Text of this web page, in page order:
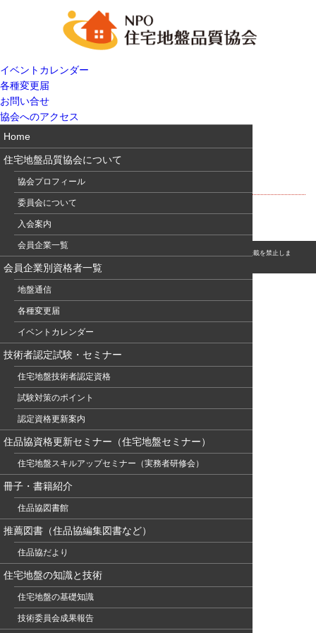
イベントカレンダー
各種変更届
お問い合せ
協会へのアクセス
Home
住宅地盤品質協会について
協会プロフィール
委員会について
入会案内
会員企業一覧
会員企業別資格者一覧
地盤通信
各種変更届
イベントカレンダー
技術者認定試験・セミナー
住宅地盤技術者認定資格
試験対策のポイント
認定資格更新案内
住品協資格更新セミナー（住宅地盤セミナー）
住宅地盤スキルアップセミナー（実務者研修会）
冊子・書籍紹介
住品協図書館
推薦図書（住品協編集図書など）
住品協だより
住宅地盤の知識と技術
住宅地盤の基礎知識
技術委員会成果報告
アーバンクボタ14
© このホームページの著作権は、NPO 住宅地盤品質協会に属します。無断転用・転載を禁止しま